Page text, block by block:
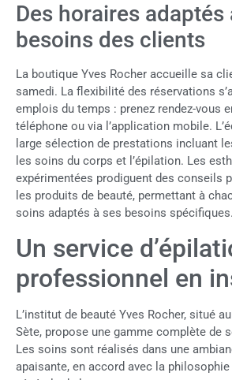
Des horaires adaptés
besoins des clients
La boutique Yves Rocher accueille sa
samedi. La flexibilité des réservations
emplois du temps : prenez rendez-vous
téléphone ou via l’application mobile.
large sélection de prestations incluant
les soins du corps et l’épilation. Les
expérimentées prodiguent des conseils
les produits de beauté, permettant à
soins adaptés à ses besoins spécifiques.
Un service
professionnel en
L’institut de beauté Yves Rocher, situé
Sète, propose une gamme complète de
Les soins sont réalisés dans une
apaisante, en accord avec la